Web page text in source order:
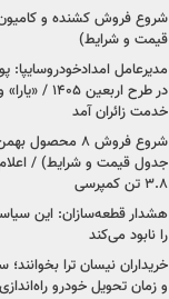
قیمت و شرایط)
در طرح
خدمت زائران آمد
جدول قیمت و شرایط) /
۳.۸ تن کمپرسی
هشدار قطعه‌سازان: این
را نابود می‌کند
خریداران نیسان ترا بخوانند؛
و زمان تحویل خودرو